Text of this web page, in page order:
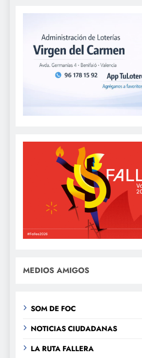
MEDIOS AMIGOS
SOM DE FOC
NOTICIAS CIUDADANAS
LA RUTA FALLERA